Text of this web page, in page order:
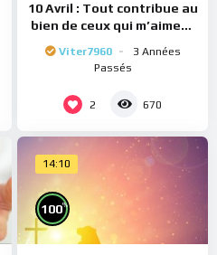
10 Avril : Tout contribue au
bien de ceux qui m’aiment
Viter7960
3 Années
Passés
2 670
14:10
100%